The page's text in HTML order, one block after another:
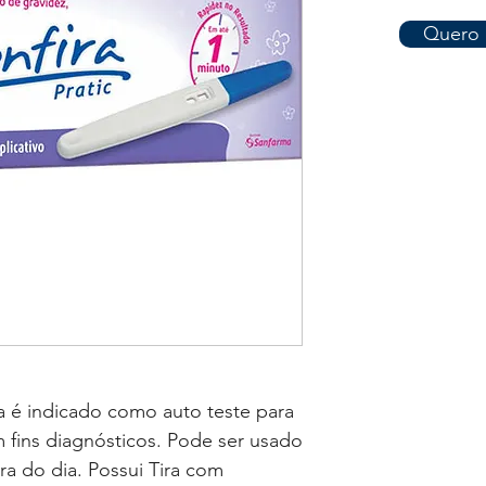
é indicado como auto teste para
fins diagnósticos. Pode ser usado
do dia. Possui Tira com
Quero